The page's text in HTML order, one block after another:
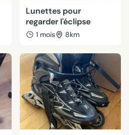
Lunettes pour
regarder l'éclipse
1 mois 8km